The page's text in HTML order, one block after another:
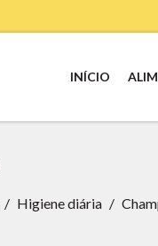
INÍCIO
Higiene diária